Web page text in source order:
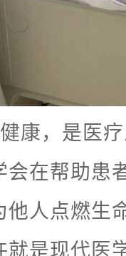
康，是医
会在帮助患
他人点燃生
是现代医